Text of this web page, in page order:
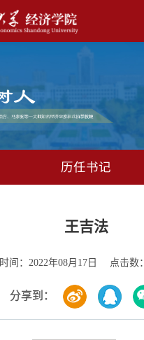
历任书记
王吉法
时间： 2022年08月17日 点击数：
分享到：